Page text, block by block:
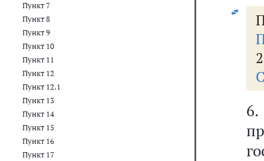
Пункт 7
Пункт 8
Пункт 9
Пункт 10
Пункт 11
Пункт 12
Пункт 12.1
Пункт 13
Пункт 14
Пункт 15
Пункт 16
Пункт 17